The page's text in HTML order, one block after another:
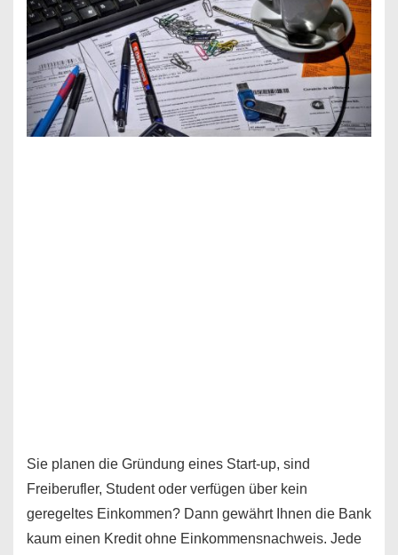
Sie planen die Gründung eines Start-up, sind
Freiberufler, Student oder verfügen über kein
geregeltes Einkommen? Dann gewährt Ihnen die Bank
kaum einen Kredit ohne Einkommensnachweis. Jede